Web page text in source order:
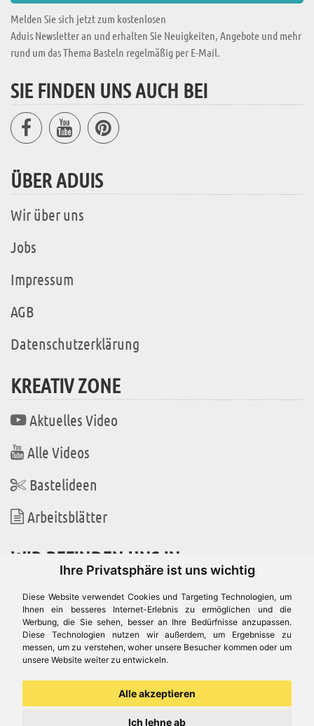
Ihre Privatsphäre ist uns wichtig
Diese Website verwendet Cookies und Targeting Technologien, um
Ihnen ein besseres Internet-Erlebnis zu ermöglichen und die
Werbung, die Sie sehen, besser an Ihre Bedürfnisse anzupassen.
Diese Technologien nutzen wir außerdem, um Ergebnisse zu
messen, um zu verstehen, woher unsere Besucher kommen oder um
unsere Website weiter zu entwickeln.
Alle akzeptieren
Ich lehne ab
Melden Sie sich jetzt zum kostenlosen
Aduis Newsletter an und erhalten Sie Neuigkeiten, Angebote und mehr
rund um das Thema Basteln regelmäßig per E-Mail.
SIE FINDEN UNS AUCH BEI
ÜBER ADUIS
Wir über uns
Jobs
Impressum
AGB
Datenschutzerklärung
KREATIV ZONE
Aktuelles Video
Alle Videos
Bastelideen
Arbeitsblätter
WIR BEFINDEN UNS IN
Es gibt uns auch in